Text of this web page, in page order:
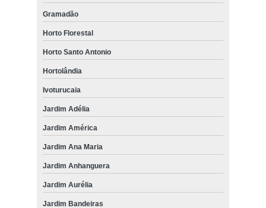
Gramadão
Horto Florestal
Horto Santo Antonio
Hortolândia
Ivoturucaia
Jardim Adélia
Jardim América
Jardim Ana Maria
Jardim Anhanguera
Jardim Aurélia
Jardim Bandeiras